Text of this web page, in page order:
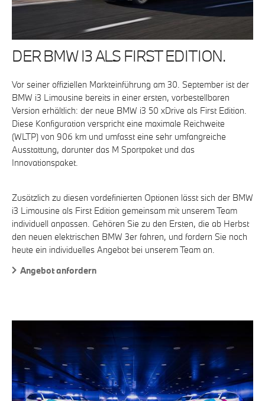
DER BMW I3 ALS FIRST EDITION.
Vor seiner offiziellen Markteinführung am 30. September ist der
BMW i3 Limousine bereits in einer ersten, vorbestellbaren
Version erhältlich: der neue BMW i3 50 xDrive als First Edition.
Diese Konfiguration verspricht eine maximale Reichweite
(WLTP) von 906 km und umfasst eine sehr umfangreiche
Ausstattung, darunter das M Sportpaket und das
Innovationspaket.
Zusätzlich zu diesen vordefinierten Optionen lässt sich der BMW
i3 Limousine als First Edition gemeinsam mit unserem Team
individuell anpassen. Gehören Sie zu den Ersten, die ab Herbst
den neuen elektrischen BMW 3er fahren, und fordern Sie noch
heute ein individuelles Angebot bei unserem Team an.
Angebot anfordern